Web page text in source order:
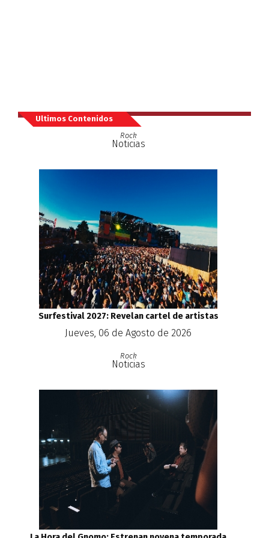
Ultimos Contenidos
Rock
Noticias
Surfestival 2027: Revelan cartel de artistas
Jueves, 06 de Agosto de 2026
Rock
Noticias